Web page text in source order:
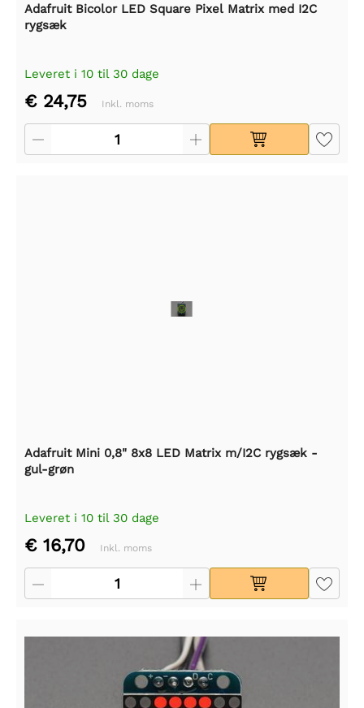
Adafruit Bicolor LED Square Pixel Matrix med I2C
rygsæk
Leveret i 10 til 30 dage
€ 24,75 Inkl. moms
Adafruit Mini 0,8" 8x8 LED Matrix m/I2C rygsæk -
gul-grøn
Leveret i 10 til 30 dage
€ 16,70 Inkl. moms